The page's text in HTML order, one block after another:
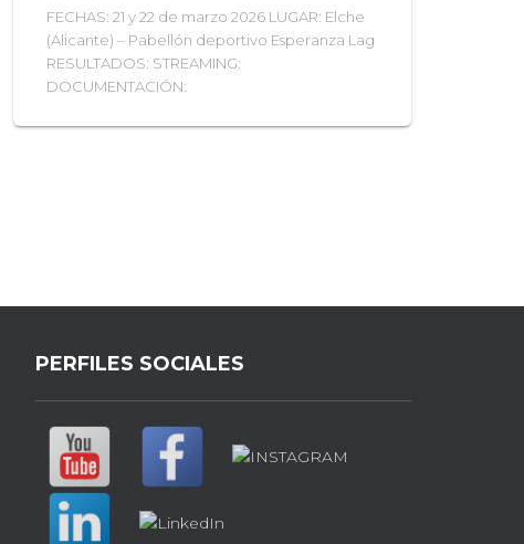
FECHAS: 21 y 22 de marzo 2026 LUGAR: Elche
(Alicante) – Pabellón deportivo Esperanza Lag
RESULTADOS: STREAMING:
DOCUMENTACIÓN:
PERFILES SOCIALES